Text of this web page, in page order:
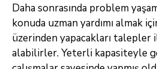
Daha sonrasında problem
konuda uzman yardımı almak
üzerinden yapacakları talepler
alabilirler. Yeterli kapasiteyle